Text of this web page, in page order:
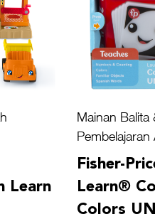
Learn
Mainan Balita
Pembelajaran
Fisher-
Learn®
Colors